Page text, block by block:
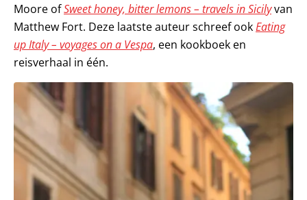
Moore ofSweet honey, bitter lemons – travels in Sicilyvan
Matthew Fort. Deze laatste auteur schreef ookEating
up Italy – voyages on a Vespa, een kookboek en
reisverhaal in één.